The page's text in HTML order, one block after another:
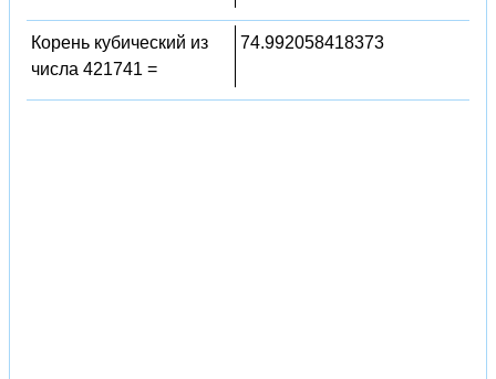
Корень кубический из
числа 421741 =
74.992058418373